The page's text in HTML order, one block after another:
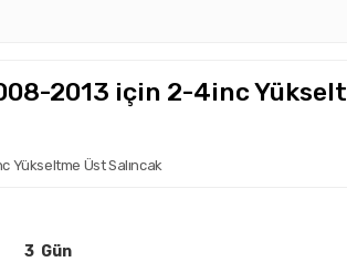
2013 için 2-4inc
Yükseltme Üst Salıncak
3 Gün